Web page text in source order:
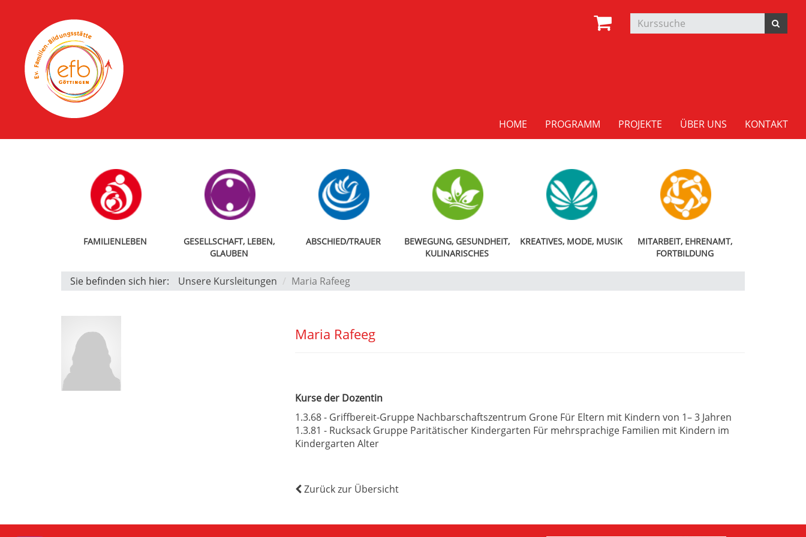
HOME PROGRAMM PROJEKTE ÜBER UNS KONTAKT
FAMILIENLEBEN
GESELLSCHAFT, LEBEN,
GLAUBEN
ABSCHIED/TRAUER
BEWEGUNG, GESUNDHEIT,
KULINARISCHES
KREATIVES, MODE, MUSIK
MITARBEIT, EHRENAMT,
FORTBILDUNG
Sie befinden sich hier: Unsere Kursleitungen Maria Rafeeg
Maria Rafeeg
Kurse der Dozentin
1.3.68 - Griffbereit-Gruppe Nachbarschaftszentrum Grone Für Eltern mit Kindern von 1– 3 Jahren
1.3.81 - Rucksack Gruppe Paritätischer Kindergarten Für mehrsprachige Familien mit Kindern im
Kindergarten Alter
Zurück zur Übersicht